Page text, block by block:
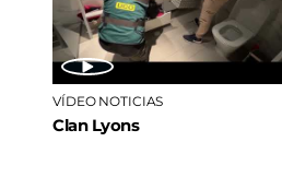
VÍDEO NOTICIAS
Clan Lyons